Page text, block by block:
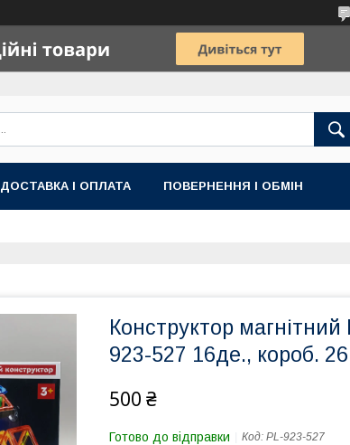
ДОСТАВКА І ОПЛАТА ПОВЕРНЕННЯ І ОБМІН
Конструктор магнітний
923-527 16де., короб.
500 ₴
Готово до відправки Код: PL-923-527